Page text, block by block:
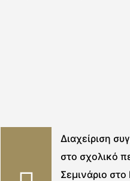
Διαχείριση
στο σχολικό
Σεμινάριο στο